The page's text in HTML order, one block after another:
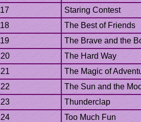
Thunderclap
Too Much Fun